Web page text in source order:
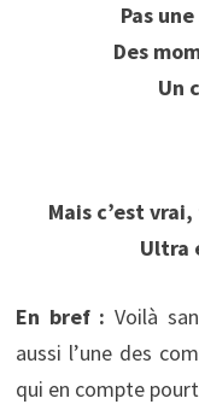
Pas
Des
Un
Mais c’est
Ultra
En bref :Voilà
aussi l’une des
qui en compte